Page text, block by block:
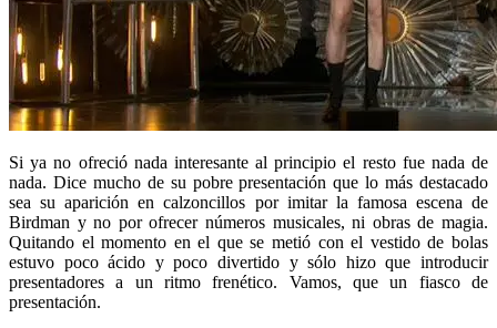
Si ya no ofreció nada interesante al principio el resto fue nada de
nada. Dice mucho de su pobre presentación que lo más destacado
sea su aparición en calzoncillos por imitar la famosa escena de
Birdman y no por ofrecer números musicales, ni obras de magia.
Quitando el momento en el que se metió con el vestido de bolas
estuvo poco ácido y poco divertido y sólo hizo que introducir
presentadores a un ritmo frenético. Vamos, que un fiasco de
presentación.